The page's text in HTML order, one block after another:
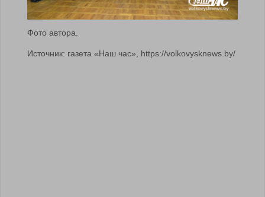
Фото автора.
Источник: газета «Наш час», https://volkovysknews.by/